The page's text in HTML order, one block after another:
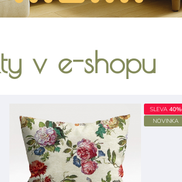
v e-shopu
SLEVA 40%
NOVINKA